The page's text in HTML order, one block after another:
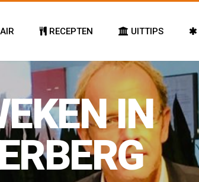
RECEPTEN UITTIPS
IN